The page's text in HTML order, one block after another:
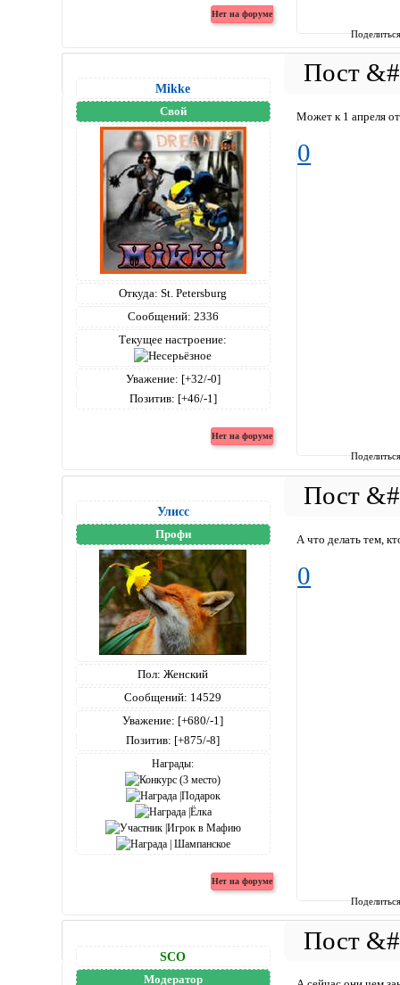
Mikke
Свой
Откуда: St. Petersburg
Сообщений: 2336
Текущее настроение:
Уважение: [+32/-0]
Позитив: [+46/-1]
Может к 1 апреля
0
Улисс
Профи
Пол: Женский
Сообщений: 14529
Уважение: [+680/-1]
Позитив: [+875/-8]
Награды:
А что делать тем,
0
SCO
Модератор